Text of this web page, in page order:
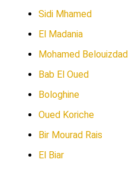
Sidi Mhamed
El Madania
Mohamed Belouizdad
Bab El Oued
Bologhine
Oued Koriche
Bir Mourad Rais
El Biar